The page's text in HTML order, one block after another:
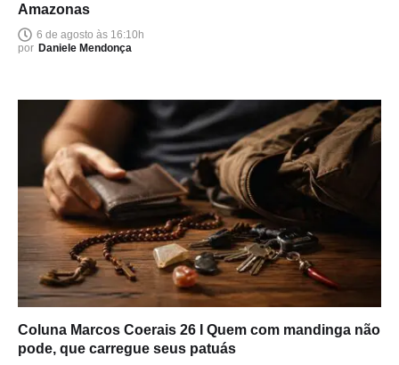
Amazonas
6 de agosto às 16:10h
por Daniele Mendonça
Coluna Marcos Coerais 26 I Quem com mandinga não
pode, que carregue seus patuás